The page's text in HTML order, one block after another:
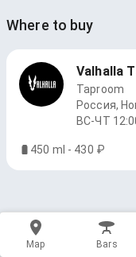
Where to buy
Valhalla
Taproom
Россия,
ВС-ЧТ
450 ml - 430 ₽
Map Bars